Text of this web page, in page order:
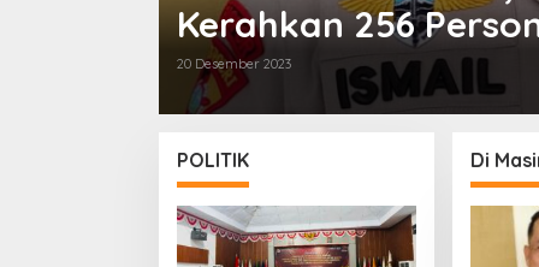
Kerahkan 256
Pengamanan Di
20 Desember 2023
POLITIK Di